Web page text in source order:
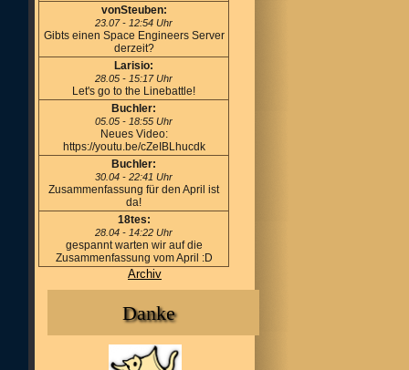
vonSteuben:
23.07 - 12:54 Uhr
Gibts einen Space Engineers Server
derzeit?
Larisio:
28.05 - 15:17 Uhr
Let's go to the Linebattle!
Buchler:
05.05 - 18:55 Uhr
Neues Video:
https://youtu.be/cZeIBLhucdk
Buchler:
30.04 - 22:41 Uhr
Zusammenfassung für den April ist
da!
18tes:
28.04 - 14:22 Uhr
gespannt warten wir auf die
Zusammenfassung vom April :D
Archiv
Danke